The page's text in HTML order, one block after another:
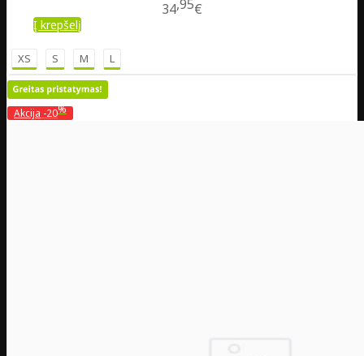
3495€
Į krepšelį
XS S M L
Akcija -20%